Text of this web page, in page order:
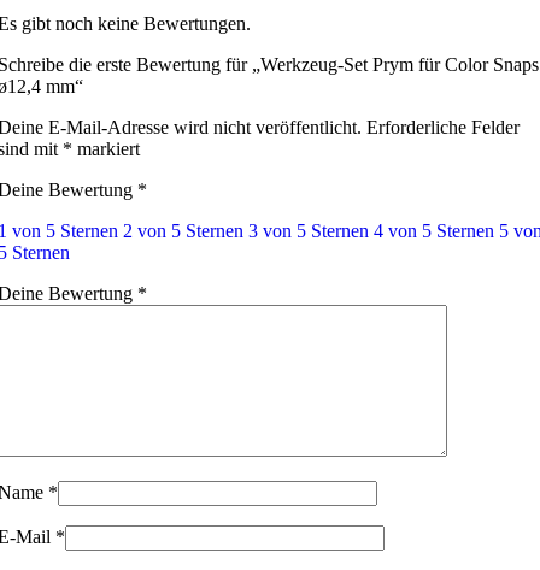
gibt noch keine Bewertungen.
die erste Bewertung für „Werkzeug-Set Prym für Color Snaps
mm“
E-Mail-Adresse wird nicht veröffentlicht. Erforderliche Felder
mit * markiert
Bewertung *
von 5 Sternen 2 von 5 Sternen 3 von 5 Sternen 4 von 5 Sternen 5
Sternen
Bewertung *
*
Mail *